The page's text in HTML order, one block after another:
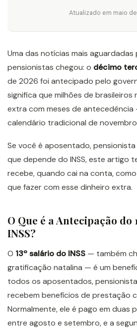
Atualizado em maio
Uma das notícias mais
pensionistas chegou: o décimo
de 2026 foi antecipado pelo
significa que milhões de brasileiros
extra com meses de
calendário tradicional de
Se você é aposentado,
que depende do INSS, este artigo
recebe, quando cai na conta,
que fazer com esse dinheiro extra.
O Que é a Antecipação do
INSS?
O 13º salário do INSS — também
gratificação natalina — é um
todos os aposentados,
recebem benefícios de prestação
Normalmente, ele é pago em duas
entre agosto e setembro, e a